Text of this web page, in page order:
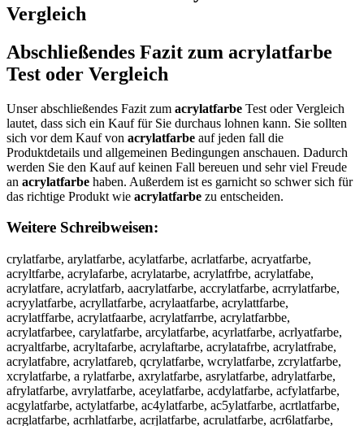
Vergleich
Abschließendes Fazit zum acrylatfarbe
Test oder Vergleich
Unser abschließendes Fazit zum acrylatfarbe Test oder Vergleich
lautet, dass sich ein Kauf für Sie durchaus lohnen kann. Sie sollten
sich vor dem Kauf von acrylatfarbe auf jeden fall die
Produktdetails und allgemeinen Bedingungen anschauen. Dadurch
werden Sie den Kauf auf keinen Fall bereuen und sehr viel Freude
an acrylatfarbe haben. Außerdem ist es garnicht so schwer sich für
das richtige Produkt wie acrylatfarbe zu entscheiden.
Weitere Schreibweisen:
crylatfarbe, arylatfarbe, acylatfarbe, acrlatfarbe, acryatfarbe,
acryltfarbe, acrylafarbe, acrylatarbe, acrylatfrbe, acrylatfabe,
acrylatfare, acrylatfarb, aacrylatfarbe, accrylatfarbe, acrrylatfarbe,
acryylatfarbe, acryllatfarbe, acrylaatfarbe, acrylattfarbe,
acrylatffarbe, acrylatfaarbe, acrylatfarrbe, acrylatfarbbe,
acrylatfarbee, carylatfarbe, arcylatfarbe, acyrlatfarbe, acrlyatfarbe,
acryaltfarbe, acryltafarbe, acrylaftarbe, acrylatafrbe, acrylatfrabe,
acrylatfabre, acrylatfareb, qcrylatfarbe, wcrylatfarbe, zcrylatfarbe,
xcrylatfarbe, a rylatfarbe, axrylatfarbe, asrylatfarbe, adrylatfarbe,
afrylatfarbe, avrylatfarbe, aceylatfarbe, acdylatfarbe, acfylatfarbe,
acgylatfarbe, actylatfarbe, ac4ylatfarbe, ac5ylatfarbe, acrtlatfarbe,
acrglatfarbe, acrhlatfarbe, acrjlatfarbe, acrulatfarbe, acr6latfarbe,